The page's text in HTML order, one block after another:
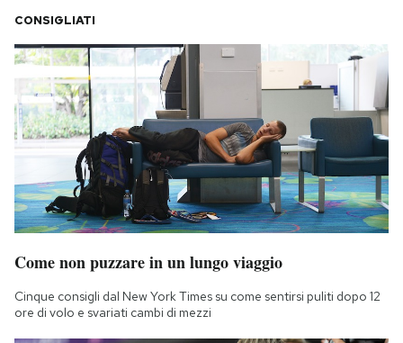
CONSIGLIATI
Come non puzzare in un lungo viaggio
Cinque consigli dal New York Times su come sentirsi puliti dopo 12
ore di volo e svariati cambi di mezzi